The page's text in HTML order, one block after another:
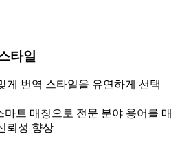
타일
게 번역 스타일을 유연하게 선택
트 매칭으로 전문 분야 용어를 매
뢰성 향상